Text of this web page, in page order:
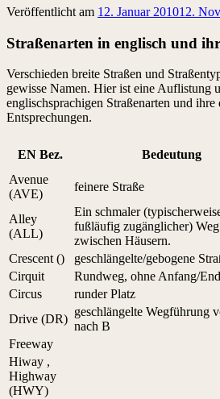
Veröffentlicht am 12. Januar 201012.
Straßenarten in englisch und
Verschieden breite Straßen und
gewisse Namen. Hier ist eine Auflistung
englischsprachigen Straßenarten und ihre
Entsprechungen.
EN Bez. Bedeutung
Avenue
(AVE)
feinere Straße
Alley
(ALL)
Ein schmaler
fußläufig zugänglicher) Weg
zwischen Häusern.
Crescent () geschlängelte/gebogene
Cirquit
Rundweg, ohne Anfang/
Circus
runder Platz
Drive (DR)
geschlängelte Wegführung
nach B
Freeway
Hiway ,
Highway
(HWY)